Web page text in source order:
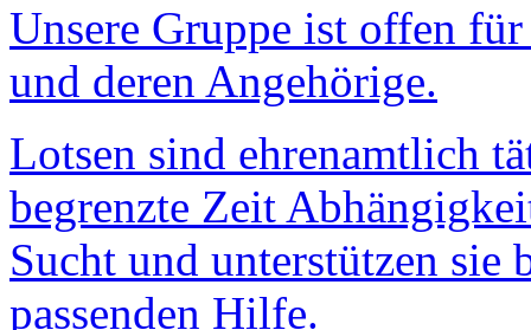
Unsere Gruppe ist offen
und deren Angehörige.
Lotsen sind ehrenamtlich
begrenzte Zeit
Sucht und unterstützen sie
passenden Hilfe.